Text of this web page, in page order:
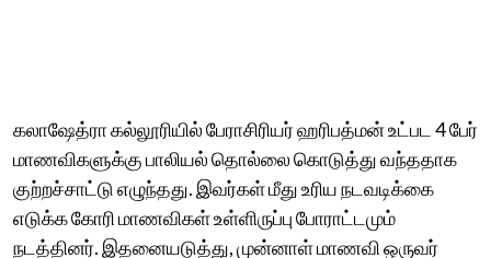
கலாஷேத்ரா கல்லூரியில் பேராசிரியர் ஹரிபத்மன் உட்பட 4 பேர்
மாணவிகளுக்கு பாலியல் தொல்லை கொடுத்து வந்ததாக
குற்றச்சாட்டு எழுந்தது. இவர்கள் மீது உரிய நடவடிக்கை
எடுக்க கோரி மாணவிகள் உள்ளிருப்பு போராட்டமும்
நடத்தினர். இதனையடுத்து, முன்னாள் மாணவி ஒருவர்